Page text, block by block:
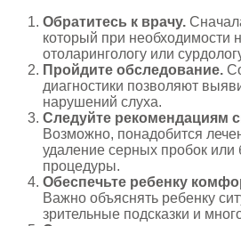
Обратитесь к врачу.
который при необходимости
отоларингологу или
Пройдите обследование.
диагностики позволяют
нарушений слуха.
Следуйте рекомендациям
Возможно, понадобится
удаление серных пробок
процедуры.
Обеспечьте ребенку
Важно объяснять ребенку
зрительные подсказки и